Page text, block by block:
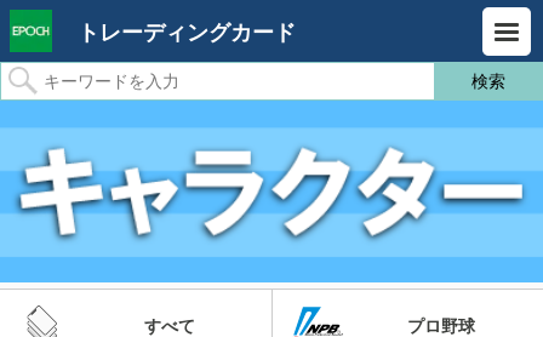
トレーディングカード
すべて プロ野球